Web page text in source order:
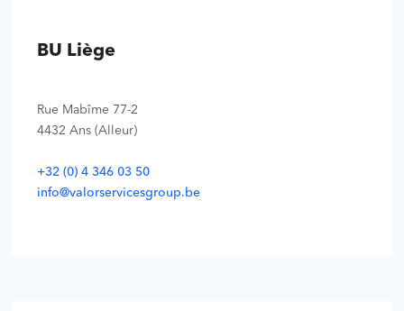
BU Liège
Rue Mabîme 77-2
4432 Ans (Alleur)
+32 (0) 4 346 03 50
info@valorservicesgroup.be